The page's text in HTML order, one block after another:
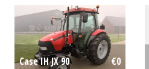
Case IH JX 90 €0